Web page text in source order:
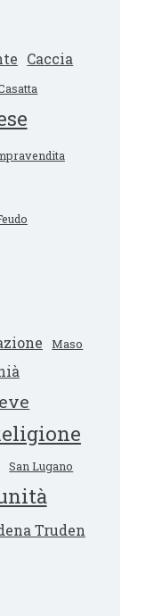
Caccia
Maso
San Lugano
Truden